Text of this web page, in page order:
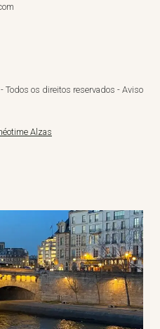
Todos os direitos reservados - Aviso
Alzas